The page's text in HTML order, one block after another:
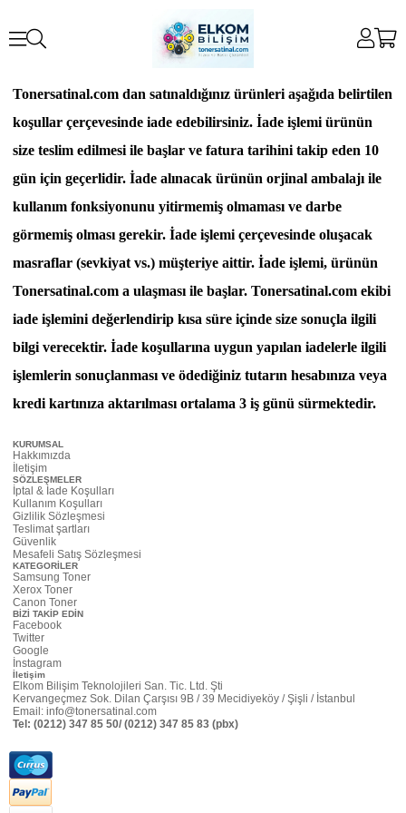
Tonersatinal.com dan satınaldığınız ürünleri aşağıda belirtilen
koşullar çerçevesinde iade edebilirsiniz. İade işlemi ürünün
size teslim edilmesi ile başlar ve fatura tarihini takip eden 10
gün için geçerlidir. İade alınacak ürünün orjinal ambalajı ile
kullanım fonksiyonunu yitirmemiş olmaması ve darbe
görmemiş olması gerekir. İade işlemi çerçevesinde oluşacak
masraflar (sevkiyat vs.) müşteriye aittir. İade işlemi, ürünün
Tonersatinal.com a ulaşması ile başlar. Tonersatinal.com ekibi
iade işlemini değerlendirip kısa süre içinde size sonuçla ilgili
bilgi verecektir. İade koşullarına uygun yapılan iadelerle ilgili
işlemlerin sonuçlanması ve ödediğiniz tutarın hesabınıza veya
kredi kartınıza aktarılması ortalama 3 iş günü sürmektedir.
KURUMSAL
Hakkımızda
İletişim
SÖZLEŞMELER
İptal & İade Koşulları
Kullanım Koşulları
Gizlilik Sözleşmesi
Teslimat şartları
Güvenlik
Mesafeli Satış Sözleşmesi
KATEGORİLER
Samsung Toner
Xerox Toner
Canon Toner
BİZİ TAKİP EDİN
Facebook
Twitter
Google
İnstagram
İletişim
Elkom Bilişim Teknolojileri San. Tic. Ltd. Şti
Kervangeçmez Sok. Dilan Çarşısı 9B / 39 Mecidiyeköy / Şişli / İstanbul
Email: info@tonersatinal.com
Tel: (0212) 347 85 50/ (0212) 347 85 83 (pbx)